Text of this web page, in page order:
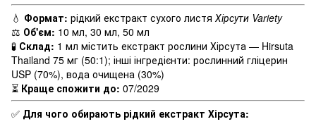
💧 Формат: рідкий екстракт сухого листя Хірсути Variety
⚖️ Об'єм: 10 мл, 30 мл, 50 мл
🧪 Склад: 1 мл містить екстракт рослини Хірсута — Hirsuta
Thailand 75 мг (50:1); інші інгредієнти: рослинний гліцерин
USP (70%), вода очищена (30%)
⏳ Краще спожити до: 07/2029
✅ Для чого обирають рідкий екстракт Хірсута: